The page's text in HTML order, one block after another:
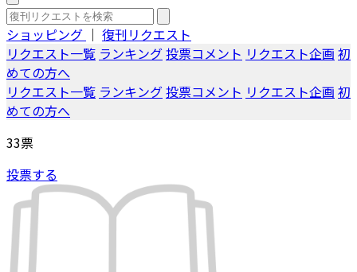
ショッピング ｜ 復刊リクエスト
リクエスト一覧 ランキング投票コメント リクエスト企画 初
めての方へ
リクエスト一覧 ランキング投票コメント リクエスト企画 初
めての方へ
33票
投票する